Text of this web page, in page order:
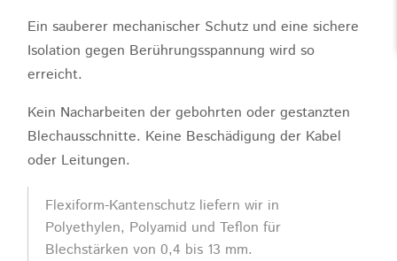
Ein sauberer mechanischer Schutz und eine sichere
Isolation gegen Berührungsspannung wird so
erreicht.
Kein Nacharbeiten der gebohrten oder gestanzten
Blechausschnitte. Keine Beschädigung der Kabel
oder Leitungen.
Flexiform-Kantenschutz liefern wir in
Polyethylen, Polyamid und Teflon für
Blechstärken von 0,4 bis 13 mm.